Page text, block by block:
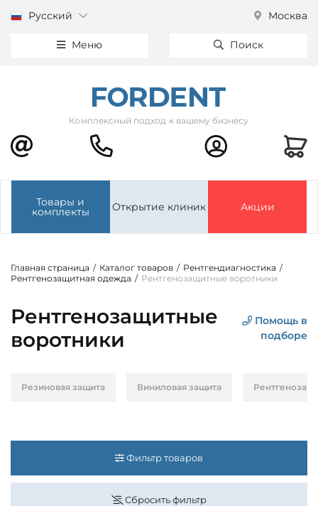
Русский Москва
Меню Поиск
Комплексный подход к вашему бизнесу
Товары и
комплекты Открытие клиник Акции
Главная страница / Каталог товаров / Рентгендиагностика /
Рентгенозащитная одежда / Рентгенозащитные воротники
Рентгенозащитные
воротники
Помощь в
подборе
Резиновая защита Виниловая защита
Фильтр товаров
Сбросить фильтр